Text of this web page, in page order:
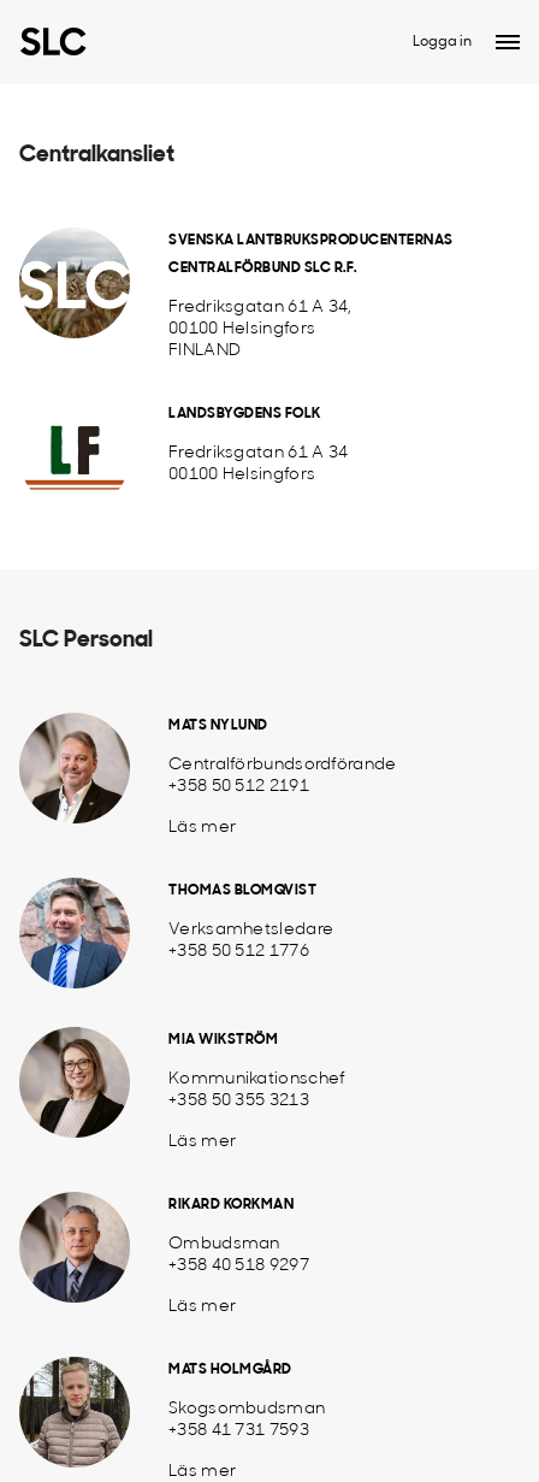
Logga in
Centralkansliet
SVENSKA LANTBRUKSPRODUCENTERNAS
CENTRALFÖRBUND SLC R.F.
Fredriksgatan 61 A 34,
00100 Helsingfors
FINLAND
LANDSBYGDENS FOLK
Fredriksgatan 61 A 34
00100 Helsingfors
SLC Personal
MATS NYLUND
Centralförbundsordförande
+358 50 512 2191
Läs mer
THOMAS BLOMQVIST
Verksamhetsledare
+358 50 512 1776
MIA WIKSTRÖM
Kommunikationschef
+358 50 355 3213
Läs mer
RIKARD KORKMAN
Ombudsman
+358 40 518 9297
Läs mer
MATS HOLMGÅRD
Skogsombudsman
+358 41 731 7593
Läs mer